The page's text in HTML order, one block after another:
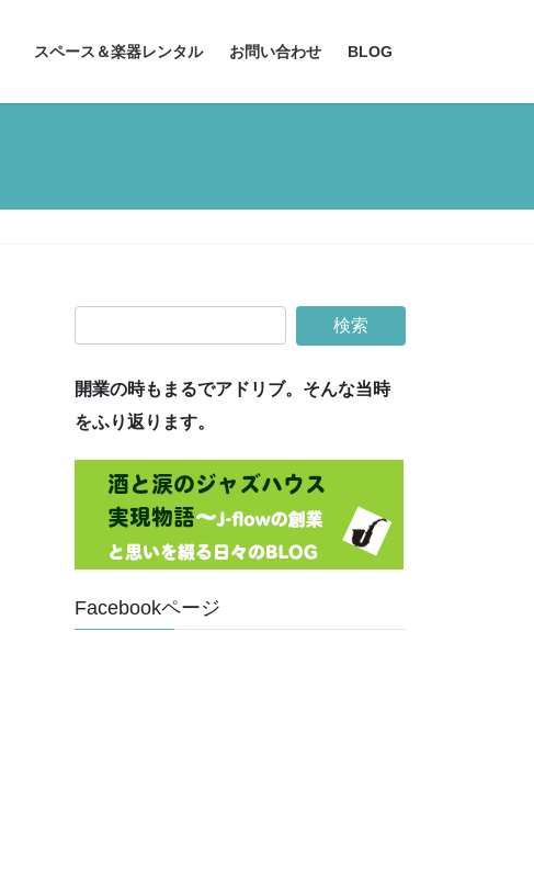
スペース＆楽器レンタル お問い合わせ BLOG
開業の時もまるでアドリブ。そんな当時
をふり返ります。
Facebookページ